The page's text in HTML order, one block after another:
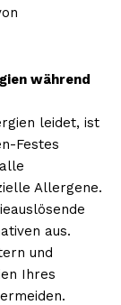
während
leidet, ist
Festes
Allergene.
aus.
und
Ihres